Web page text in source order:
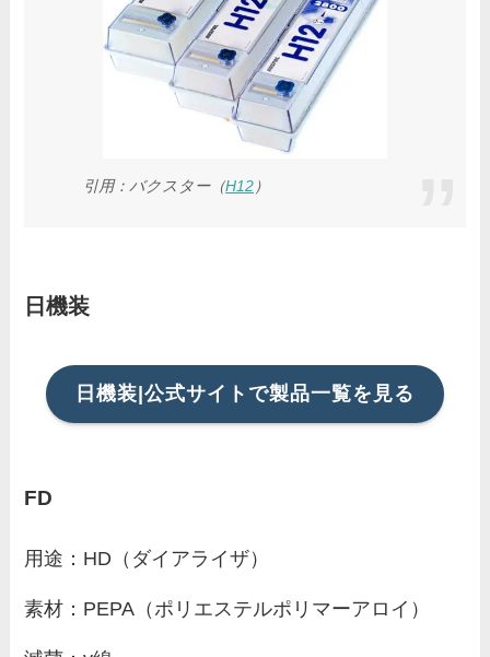
引用：バクスター（H12）
日機装
日機装|公式サイトで製品一覧を見る
FD
用途：HD（ダイアライザ）
素材：PEPA（ポリエステルポリマーアロイ）